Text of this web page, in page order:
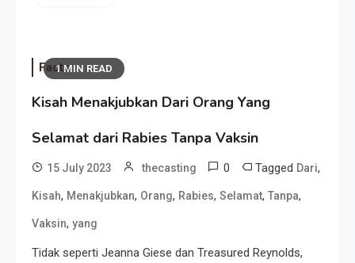
1 MIN READ
Facts
Kisah Menakjubkan Dari Orang Yang
Selamat dari Rabies Tanpa Vaksin
15 July 2023 thecasting 0 Tagged Dari,
Kisah, Menakjubkan, Orang, Rabies, Selamat, Tanpa,
Vaksin, yang
Tidak seperti Jeanna Giese dan Treasured Reynolds,